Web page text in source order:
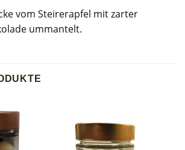
vom Steirerapfel mit zarter
ummantelt.